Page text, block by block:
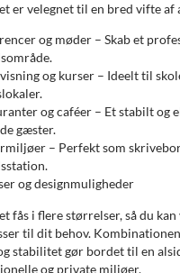
er velegnet til en bred vifte af
og møder – Skab et
og kurser – Ideelt til
og caféer – Et stabilt og
gæster.
– Perfekt som
og designmuligheder
fås i flere størrelser, så du
til dit behov.
stabilitet gør bordet til en
og private miljøer.